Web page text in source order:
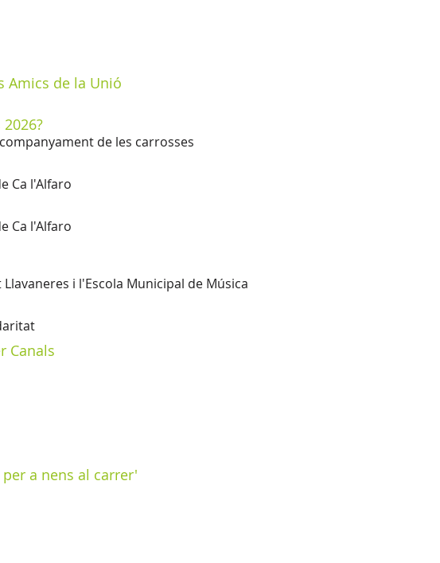
Amics de la Unió
de les carrosses
Ca l'Alfaro
Ca l'Alfaro
i l'Escola Municipal de Música
Canals
a nens al carrer'